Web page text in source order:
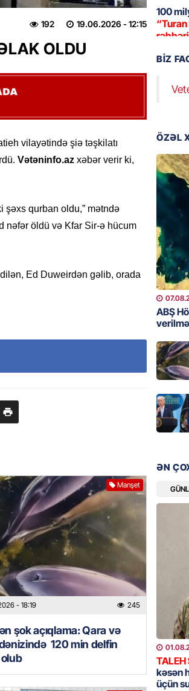
19.06.2026 - 12:15
192
OLDU
vilayətində şiə təşkilatı
Vətəninfo.az xəbər verir ki,
şəxs qurban oldu,” mətndə
nəfər öldü və Kfar Sir-ə hücum
Ed Duweirdən gəlib, orada
Manşet
- 18:19 245
şok açıqlama: Qara və
120 min delfin
100
rəhbəri
GÜNDƏM
Əsaslı
GÜNDƏM
etdiyi
DOSYE
GÜNDƏM
bağlı
DÜNYA
Hakan
GÜNDƏM
YAP
GÜNDƏM
BIZ
ÖZƏL
ABŞ
ƏN
TALEH
kəsən
üçün